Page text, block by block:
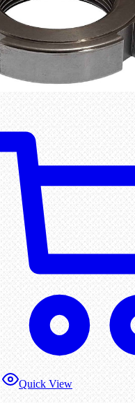
Quick View